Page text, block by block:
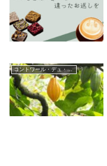
コントワール・デュ・カカオ